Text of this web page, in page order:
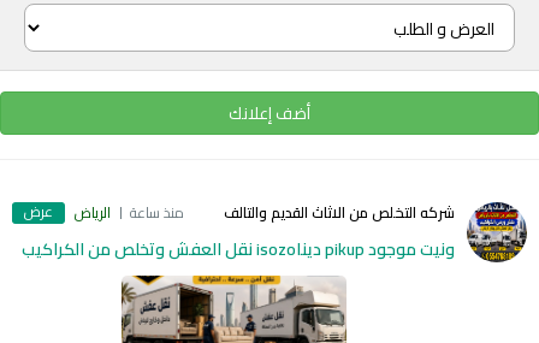
أضف إعلانك
شركه التخلص من الاثاث القديم والتالف منذ ساعة الرياض عرض
ونيت موجود pikup ديناisozo نقل العفش وتخلص من الكراكيب